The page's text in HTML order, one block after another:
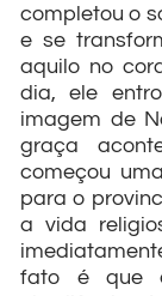
completou o
e se
aquilo no
dia, ele
imagem de
graça
começou
para o
a vida
fato é que